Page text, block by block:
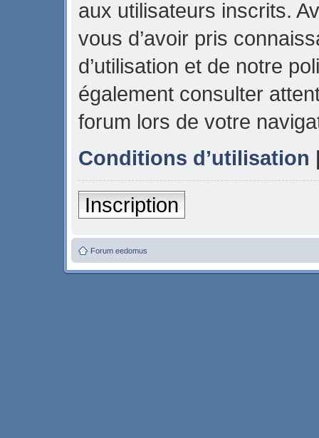
aux utilisateurs inscrits.
vous d’avoir pris
d’utilisation et de notre
également consulter
forum lors de votre
Conditions d’utilisation
Inscription
Forum eedomus